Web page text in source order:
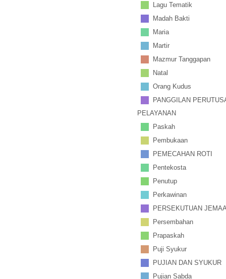
Lagu Tematik
Madah Bakti
Maria
Martir
Mazmur Tanggapan
Natal
Orang Kudus
PANGGILAN
PELAYANAN
Paskah
Pembukaan
PEMECAHAN ROTI
Pentekosta
Penutup
Perkawinan
PERSEKUTUAN
Persembahan
Prapaskah
Puji Syukur
PUJIAN DAN SYUKUR
Pujian Sabda